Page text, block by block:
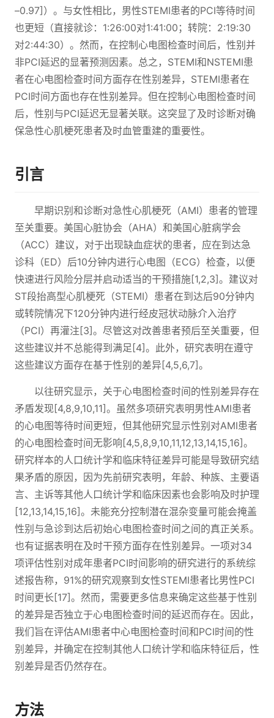
–0.97]）。与女性相比，男性STEMI患者的PCI等待时间
也更短（直接就诊：1:26:00对1:41:00；转院：2:19:30
对2:44:30）。然而，在控制心电图检查时间后，性别并
非PCI延迟的显著预测因素。总之，STEMI和NSTEMI患
者在心电图检查时间方面存在性别差异，STEMI患者在
PCI时间方面也存在性别差异。但在控制心电图检查时间
后，性别与PCI延迟无显著关联。这突显了及时诊断对确
保急性心肌梗死患者及时血管重建的重要性。
引言
早期识别和诊断对急性心肌梗死（AMI）患者的管理
至关重要。美国心脏协会（AHA）和美国心脏病学会
（ACC）建议，对于出现缺血症状的患者，应在到达急
诊科（ED）后10分钟内进行心电图（ECG）检查，以便
快速进行风险分层并启动适当的干预措施[1,2,3]。建议对
ST段抬高型心肌梗死（STEMI）患者在到达后90分钟内
或转院情况下120分钟内进行经皮冠状动脉介入治疗
（PCI）再灌注[3]。尽管这对改善患者预后至关重要，但
这些建议并不总能得到满足[4]。此外，研究表明在遵守
这些建议方面存在基于性别的差异[4,5,6,7]。
以往研究显示，关于心电图检查时间的性别差异存在
矛盾发现[4,8,9,10,11]。虽然多项研究表明男性AMI患者
的心电图等待时间更短，但其他研究显示性别对AMI患者
的心电图检查时间无影响[4,5,8,9,10,11,12,13,14,15,16]。
研究样本的人口统计学和临床特征差异可能是导致研究结
果矛盾的原因，因为先前研究表明，年龄、种族、主要语
言、主诉等其他人口统计学和临床因素也会影响及时护理
[12,13,14,15,16]。未能充分控制潜在混杂变量可能会掩盖
性别与急诊到达后初始心电图检查时间之间的真正关系。
也有证据表明在及时干预方面存在性别差异。一项对34
项评估性别对成年患者PCI时间影响的研究进行的系统综
述报告称，91%的研究观察到女性STEMI患者比男性PCI
时间更长[17]。然而，需要更多信息来确定这些基于性别
的差异是否独立于心电图检查时间的延迟而存在。因此，
我们旨在评估AMI患者中心电图检查时间和PCI时间的性
别差异，并确定在控制其他人口统计学和临床特征后，性
别差异是否仍然存在。
方法